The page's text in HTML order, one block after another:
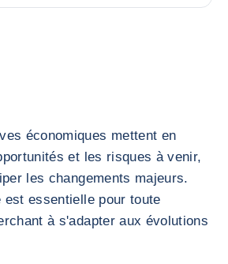
économiques mettent en
et les risques à venir,
les changements majeurs.
est essentielle pour toute
à s'adapter aux évolutions